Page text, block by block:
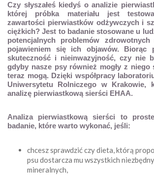
Czy słyszałeś kiedyś o analizie
której próbka materiału jest
zawartości pierwiastków odżywczych i
ciężkich? Jest to badanie stosowane u
potencjalnych problemów
pojawieniem się ich objawów. Biorąc
skuteczność i nieinwazyjność, czy nie
gdyby nasze psy również mogły z niego
teraz mogą. Dzięki współpracy
Uniwersytetu Rolniczego w Krakowie,
analizę pierwiastkową sierści EHAA.
Analiza pierwiastkową sierści to
badanie, które warto wykonać, jeśli:
chcesz sprawdzić czy dieta, którą
psu dostarcza mu wszystkich
mineralnych,